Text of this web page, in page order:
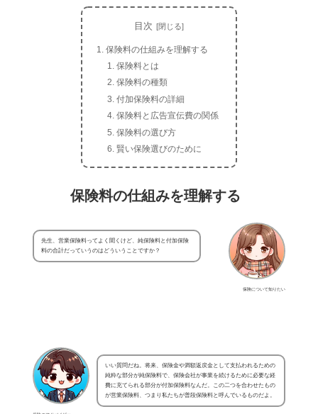
目次
保険料の仕組みを理解する
保険料とは
保険料の種類
付加保険料の詳細
保険料と広告宣伝費の関係
保険料の選び方
賢い保険選びのために
保険料の仕組みを理解する
保険について知りたい
先生、営業保険料ってよく聞くけど、純保険料と付加保険
料の合計だっていうのはどういうことですか？
いい質問だね。将来、保険金や満額返戻金として支払われるための
純粋な部分が純保険料で、保険会社が事業を続けるために必要な経
費に充てられる部分が付加保険料なんだ。この二つを合わせたもの
が営業保険料、つまり私たちが普段保険料と呼んでいるものだよ。